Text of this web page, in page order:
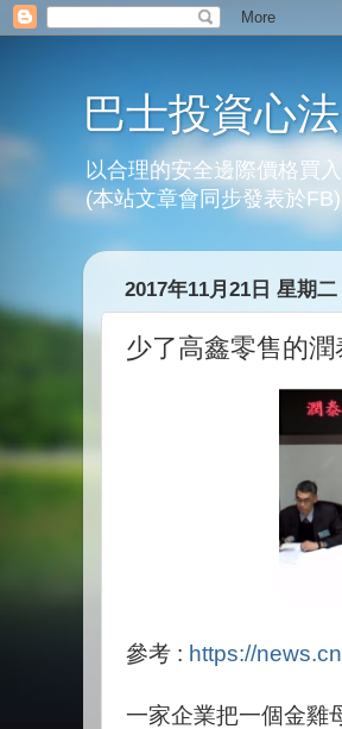
巴士投資心
以合理的安全邊際價格買
(本站文章會同步發表於FB)
2017年11月21日 星期二
少了高鑫零售的
參考 : https://
一家企業把一個金雞